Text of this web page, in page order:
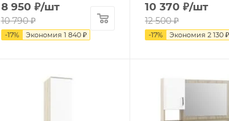
8 950 ₽/шт
10 790₽
-17% Экономия 1 840₽
10 370 ₽/шт
12 500₽
-17% Экономия 2 130 ₽